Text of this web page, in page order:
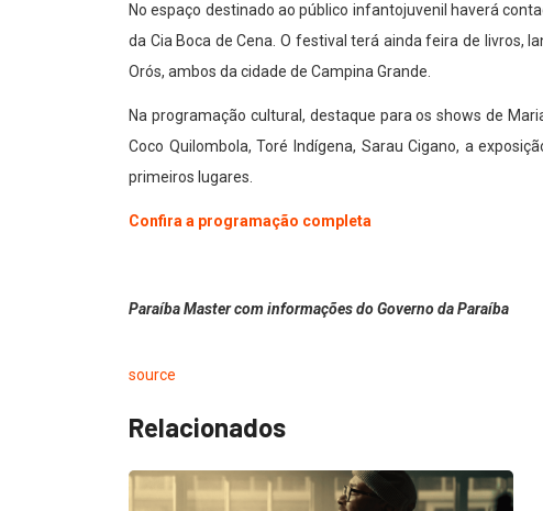
No espaço destinado ao público infantojuvenil haverá
da Cia Boca de Cena. O festival terá ainda feira de livros,
Orós, ambos da cidade de Campina Grande.
Na programação cultural, destaque para os shows de
Coco Quilombola, Toré Indígena, Sarau Cigano, a
primeiros lugares.
Confira a programação completa
Paraíba Master com informações do Governo da Paraíba
source
Relacionados